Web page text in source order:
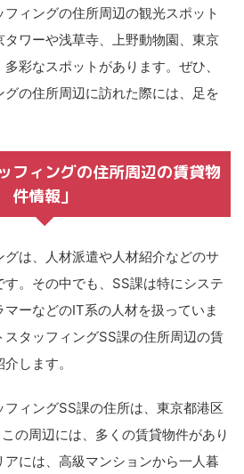
ィングの住所周辺の観光スポット
タワーや浅草寺、上野動物園、東京
彩なスポットがあります。ぜひ、
グの住所周辺に訪れた際には、足を
フィングの住所周辺の賃貸物
件情報」
グは、人材派遣や人材紹介などのサ
。その中でも、SS課は特にシステ
ーなどのIT系の人材を扱っていま
タッフィングSS課の住所周辺の賃
します。
フィングSS課の住所は、東京都港区
の周辺には、多くの賃貸物件があり
アには、高級マンションから一人暮